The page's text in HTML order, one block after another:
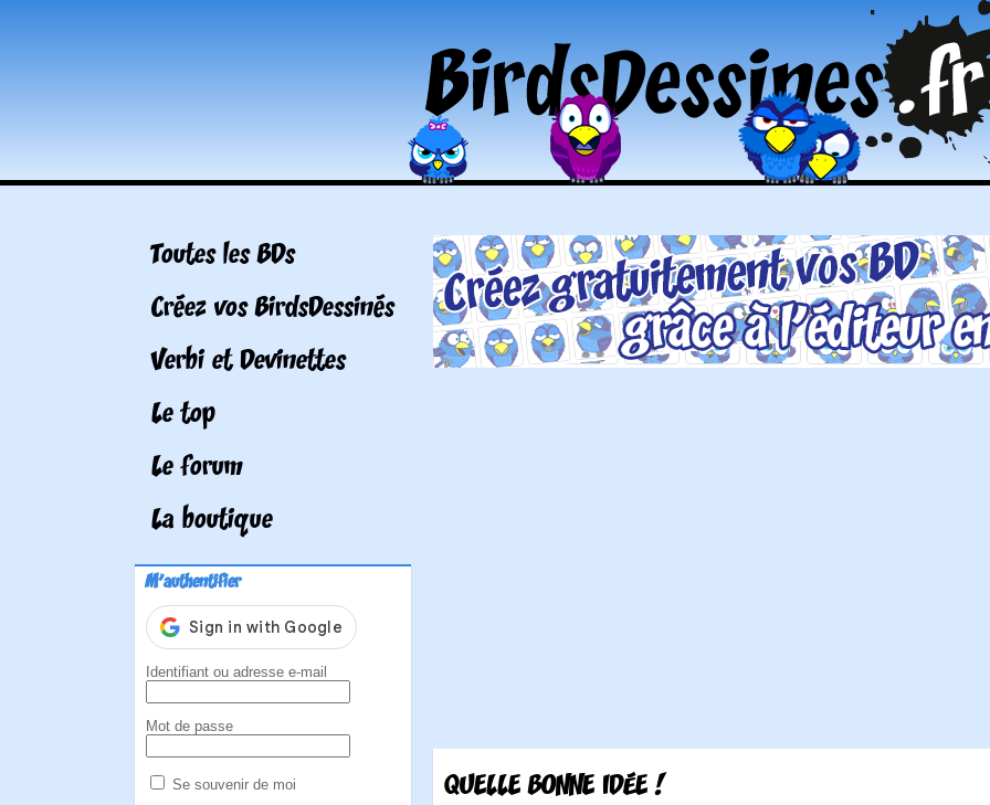
Toutes les BDs
Créez vos BirdsDessinés
Verbi et Devinettes
Le top
Le forum
La boutique
M'authentifier
Identifiant ou adresse e-mail
Mot de passe
Se souvenir de moi QUELLE BONNE IDÉE !